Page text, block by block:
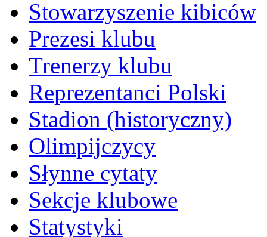
Stowarzyszenie kibiców
Prezesi klubu
Trenerzy klubu
Reprezentanci Polski
Stadion (historyczny)
Olimpijczycy
Słynne cytaty
Sekcje klubowe
Statystyki